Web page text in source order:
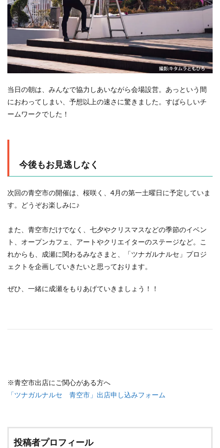
当日の朝は、みんなで協力しあいながら会場設営。あっという間
におわってしまい、予想以上の速さに驚きました。すばらしいチ
ームワークでした！
今後もお見逃しなく
次回の青空市の開催は、桜咲く、4月の第一土曜日に予定していま
す。どうぞお楽しみに♪
また、青空市だけでなく、七夕やクリスマスなどの季節のイベン
ト、オープンカフェ、アートやクリエイターのステージなど。こ
れからも、成瀬に関わるみなさまと、「ツナガルナルセ」プロジ
ェクトを企画していきたいと思っております。
ぜひ、一緒に成瀬をもりあげていきましょう！！
※青空市出店にご関心がある方へ
「ツナガルナルセ 青空市」出店申し込みフォーム
投稿者プロフィール